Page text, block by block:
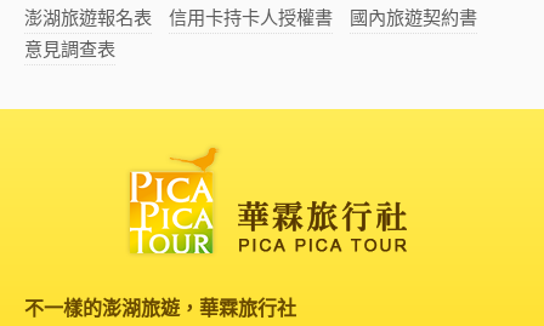
澎湖旅遊報名表 信用卡持卡人授權書
國內旅遊契約書
意見調查表
不一樣的澎湖旅遊，華霖旅行社